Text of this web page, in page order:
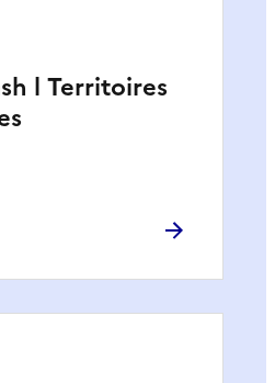
l Territoires